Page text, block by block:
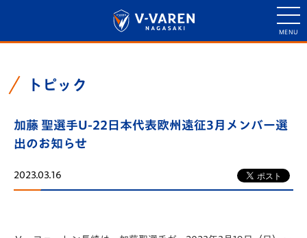
トピック
加藤 聖選手U-22日本代表欧州遠征3月メンバー選
出のお知らせ
2023.03.16